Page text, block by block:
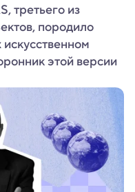
третьего из
породило
этой версии